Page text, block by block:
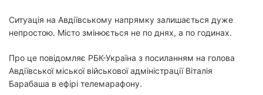
Ситуація на Авдіївському напрямку залишається дуже
непростою. Місто змінюється не по днях, а по годинах.
Про це повідомляє РБК-Україна з посиланням на голова
Авдіївської міської військової адміністрації Віталія
Барабаша в ефірі телемарафону.